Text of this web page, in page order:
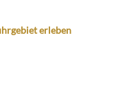
erleben